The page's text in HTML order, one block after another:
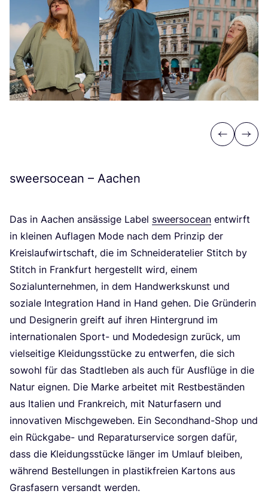
Previous
Next
sweersocean – Aachen
Das in Aachen ansäs­si­ge Label sweer­so­ce­an ent­wirft
in klei­nen Auf­la­gen Mode nach dem Prin­zip der
Kreis­lauf­wirt­schaft, die im Schnei­der­ate­lier Stitch by
Stitch in Frank­furt her­ge­stellt wird, einem
Sozi­al­un­ter­neh­men, in dem Hand­werks­kunst und
sozia­le Inte­gra­ti­on Hand in Hand gehen. Die Grün­de­rin
und Desi­gne­rin greift auf ihren Hin­ter­grund im
inter­na­tio­na­len Sport- und Mode­de­sign zurück, um
viel­sei­ti­ge Klei­dungs­stü­cke zu ent­wer­fen, die sich
sowohl für das Stadt­le­ben als auch für Aus­flü­ge in die
Natur eig­nen. Die Mar­ke arbei­tet mit Rest­be­stän­den
aus Ita­li­en und Frank­reich, mit Natur­fa­sern und
inno­va­ti­ven Misch­ge­we­ben. Ein Second­hand-Shop und
ein Rück­ga­be- und Repa­ra­tur­ser­vice sor­gen dafür,
dass die Klei­dungs­stü­cke län­ger im Umlauf blei­ben,
wäh­rend Bestel­lun­gen in plas­tik­frei­en Kar­tons aus
Gras­fa­sern ver­sandt werden.